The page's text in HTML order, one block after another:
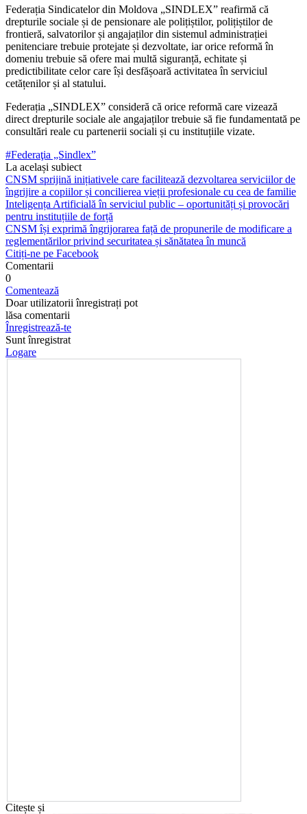
Federația Sindicatelor din Moldova „SINDLEX” reafirmă că
drepturile sociale și de pensionare ale polițiștilor, polițiștilor de
frontieră, salvatorilor și angajaților din sistemul administrației
penitenciare trebuie protejate și dezvoltate, iar orice reformă în
domeniu trebuie să ofere mai multă siguranță, echitate și
predictibilitate celor care își desfășoară activitatea în serviciul
cetățenilor și al statului.
Federația „SINDLEX” consideră că orice reformă care vizează
direct drepturile sociale ale angajaților trebuie să fie fundamentată pe
consultări reale cu partenerii sociali și cu instituțiile vizate.
#Federaţia „Sindlex”
La același subiect
CNSM sprijină inițiativele care facilitează dezvoltarea serviciilor de
îngrijire a copiilor și concilierea vieții profesionale cu cea de familie
Inteligența Artificială în serviciul public – oportunități și provocări
pentru instituțiile de forță
CNSM își exprimă îngrijorarea față de propunerile de modificare a
reglementărilor privind securitatea și sănătatea în muncă
Citiți-ne pe Facebook
Comentarii
0
Comentează
Doar utilizatorii înregistrați pot
lăsa comentarii
Înregistrează-te
Sunt înregistrat
Logare
Citește și